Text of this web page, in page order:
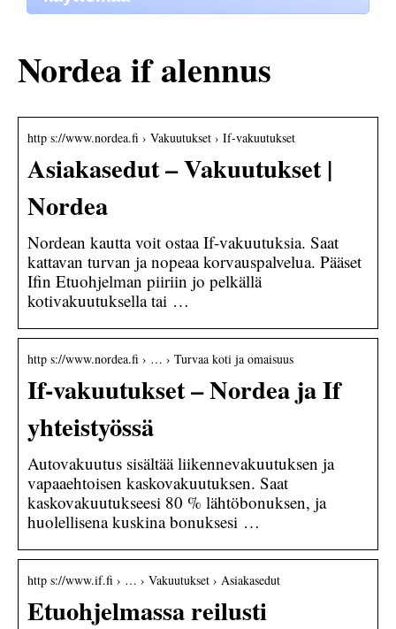
Nordea if alennus
http s://www.nordea.fi › Vakuutukset › If-vakuutukset
Asiakasedut – Vakuutukset |
Nordea
Nordean kautta voit ostaa If-vakuutuksia. Saat
kattavan turvan ja nopeaa korvauspalvelua. Pääset
Ifin Etuohjelman piiriin jo pelkällä
kotivakuutuksella tai …
http s://www.nordea.fi › … › Turvaa koti ja omaisuus
If-vakuutukset – Nordea ja If
yhteistyössä
Autovakuutus sisältää liikennevakuutuksen ja
vapaaehtoisen kaskovakuutuksen. Saat
kaskovakuutukseesi 80 % lähtöbonuksen, ja
huolellisena kuskina bonuksesi …
http s://www.if.fi › … › Vakuutukset › Asiakasedut
Etuohjelmassa reilusti